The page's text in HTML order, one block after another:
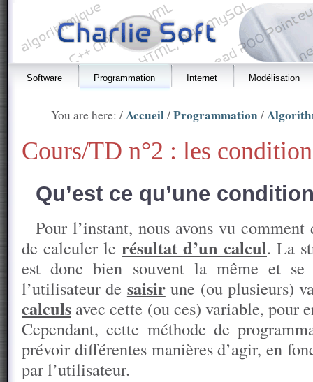
Software Programmation Internet Modélisation
You are here: /Accueil/Programmation/
Cours/TD n°2 : les
Qu’est ce qu’une
Pour l’instant, nous avons vu comment
de calculer le résultat d’un calcul. La
est donc bien souvent la même et se
l’utilisateur de saisirune (ou plusieurs)
calculs avec cette (ou ces) variable, pour
Cependant, cette méthode de
prévoir différentes manières d’agir, en
par l’utilisateur.